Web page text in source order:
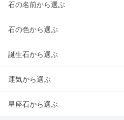
石の名前から選ぶ
石の色から選ぶ
誕生石から選ぶ
運気から選ぶ
星座石から選ぶ